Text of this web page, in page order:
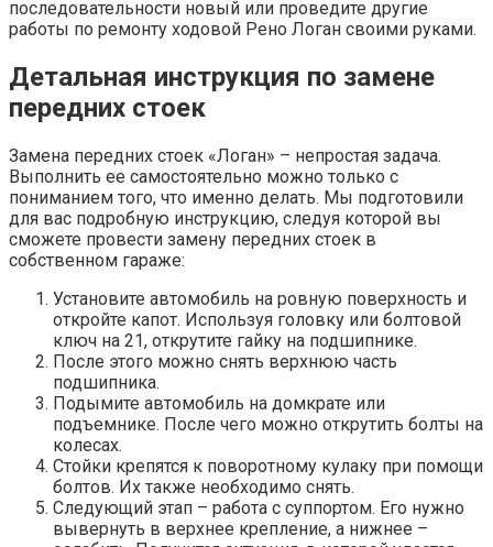
последовательности новый или проведите другие
работы по ремонту ходовой Рено Логан своими руками.
Детальная инструкция по замене
передних стоек
Замена передних стоек «Логан» – непростая задача.
Выполнить ее самостоятельно можно только с
пониманием того, что именно делать. Мы подготовили
для вас подробную инструкцию, следуя которой вы
сможете провести замену передних стоек в
собственном гараже:
Установите автомобиль на ровную поверхность и
откройте капот. Используя головку или болтовой
ключ на 21, открутите гайку на подшипнике.
После этого можно снять верхнюю часть
подшипника.
Подымите автомобиль на домкрате или
подъемнике. После чего можно открутить болты на
колесах.
Стойки крепятся к поворотному кулаку при помощи
болтов. Их также необходимо снять.
Следующий этап – работа с суппортом. Его нужно
вывернуть в верхнее крепление, а нижнее –